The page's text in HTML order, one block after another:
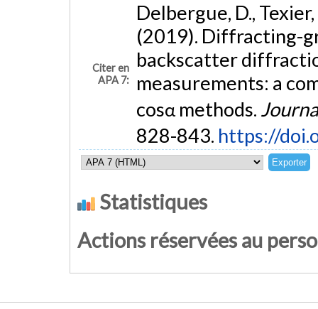
Citer en
APA 7:
Delbergue, D.,
(2019). Diffracting-
backscatter
measurements: a
cosα methods.
828-843. https://
Statistiques
Actions réservées au